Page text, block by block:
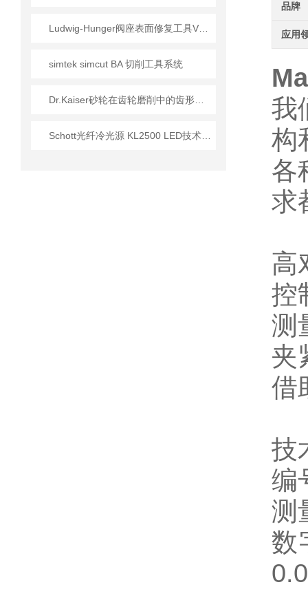
simtek simcut BA 切削工具系统
品牌
应用
我
构
各
求
高
控
测
夹
借
技
编
测
数